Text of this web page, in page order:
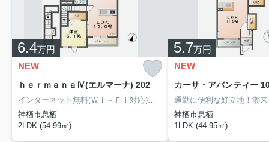
6.4万円
NEW
ｈｅｒｍａｎａⅣ(エルマーナ) 202
神栖市息栖
2LDK (54.99㎡)
5.7万円
NEW
カーサ・アバンティー
神栖市息栖
1LDK (44.95㎡)